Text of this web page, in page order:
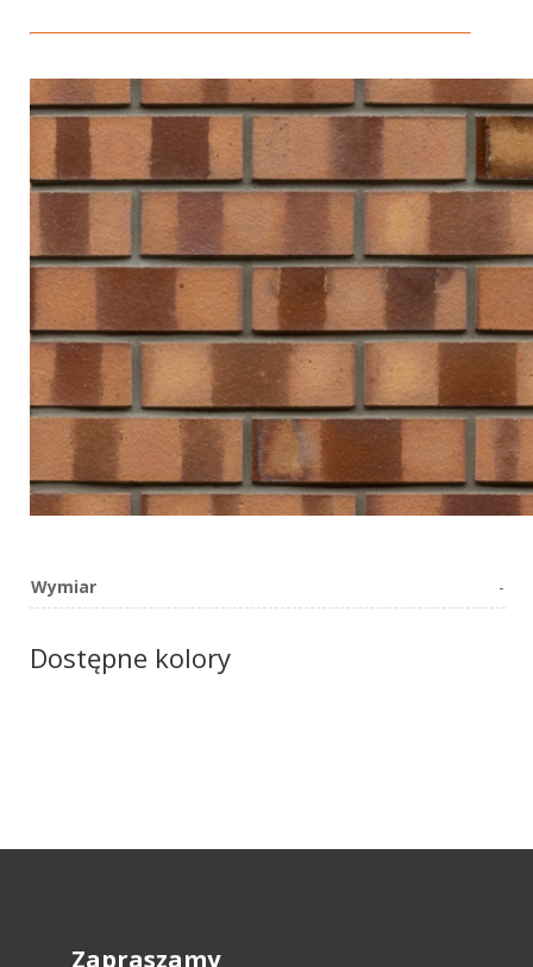
Wymiar -
Dostępne kolory
Zapraszamy